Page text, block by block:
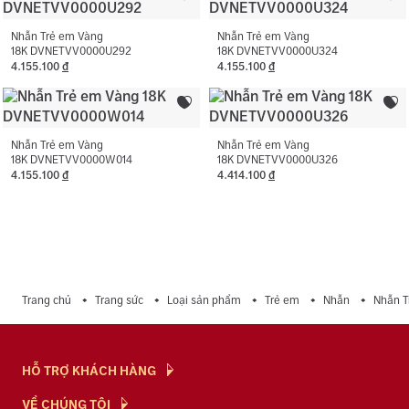
vàng.
Nhẫn Trẻ em Vàng
18K DVNETVV0000U292
4.155.100 đ
Nhẫn Trẻ em Vàng
18K DVNETVV0000U324
4.155.100 đ
Nhẫn Trẻ em Vàng
18K DVNETVV0000W014
4.155.100 đ
Nhẫn Trẻ em Vàng
18K DVNETVV0000U326
4.414.100 đ
Trang chủ Trang sức Loại sản phẩm Trẻ em Nhẫn Nhẫn
HỖ TRỢ KHÁCH HÀNG
Hỏi & Đáp
VỀ CHÚNG TÔI